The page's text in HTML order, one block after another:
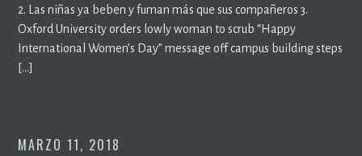
2. Las niñas ya beben y fuman más que sus compañeros 3.
Oxford University orders lowly woman to scrub “Happy
International Women’s Day” message off campus building steps
[…]
MARZO 11, 2018